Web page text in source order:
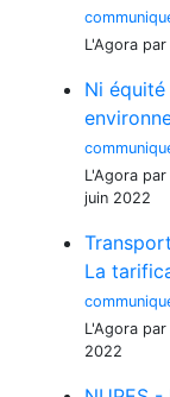
L'Agora par
Ni
L'Agora par
juin 2022
La
L'Agora par
2022